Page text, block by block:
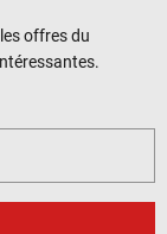
offres du